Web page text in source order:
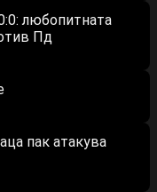
любопитната
Пд
пак атакува